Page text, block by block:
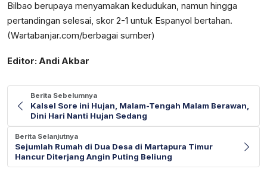
Bilbao berupaya menyamakan kedudukan, namun hingga
pertandingan selesai, skor 2-1 untuk Espanyol bertahan.
(Wartabanjar.com/berbagai sumber)
Editor: Andi Akbar
Berita Sebelumnya
Kalsel Sore ini Hujan, Malam-Tengah Malam Berawan,
Dini Hari Nanti Hujan Sedang
Berita Selanjutnya
Sejumlah Rumah di Dua Desa di Martapura Timur
Hancur Diterjang Angin Puting Beliung